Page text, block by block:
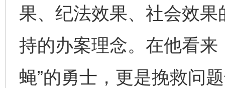
果、纪法效果、社会效果
持的办案理念。在他看来
蝇”的勇士，更是挽救问